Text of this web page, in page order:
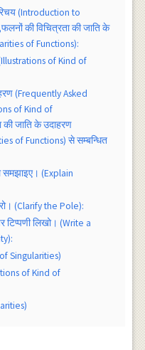
(Introduction to
की विचित्रता की जाति के
of Functions):
of Kind of
(Frequently Asked
of Kind of
की जाति के उदाहरण
of Functions) से सम्बन्धित
समझाइए। (Explain
(Clarify the Pole):
टिप्पणी लिखो। (Write a
Singularities)
of Kind of